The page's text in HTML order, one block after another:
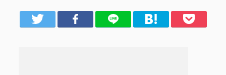
Facebook LINE はてブ Pocket